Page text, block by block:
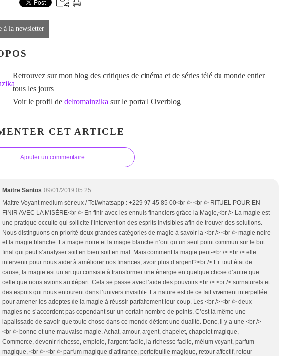
à la newsletter
Retrouvez sur mon blog des critiques de cinéma et de séries télé du monde entier
tous les jours
Voir le profil de delromainzika sur le portail Overblog
CET ARTICLE
Ajouter un commentaire
Maitre Santos 09/01/2019 05:25
Maitre Voyant medium sérieux / Tel/whatsapp : +229 97 45 85 00<br /> <br /> RITUEL POUR EN
FINIR AVEC LA MISÈRE<br /> En finir avec les ennuis financiers grâce la Magie,<br /> La magie est
une pratique occulte qui sollicite l’intervention des esprits invisibles afin de trouver des solutions.
Nous distinguons en priorité deux grandes catégories de magie à savoir la <br /> <br /> magie noire
et la magie blanche. La magie noire et la magie blanche n’ont qu’un seul point commun sur le but
final qui peut s’analyser soit en bien soit en mal. Mais comment la magie peut-<br /> <br /> elle
intervenir pour nous aider à améliorer nos finances, avoir plus d’argent?<br /> En tout état de
cause, la magie est un art qui consiste à transformer une énergie en quelque chose d’autre que
celle que nous avions au départ. Cela se passe avec l’aide des pouvoirs <br /> <br /> surnaturels et
des esprits qui nous entourent dans l’univers invisible. La nature est de ce fait vivement interpellée
pour amener les adeptes de la magie à réussir parfaitement leur coup. Les <br /> <br /> deux
magies ne s’accordent pas cependant sur un certain nombre de points. C’est là même une
lapalissade de savoir que toute chose dans ce monde détient une dualité. Donc, il y a une <br />
<br /> bonne et une mauvaise magie. Achat, amour, argent, chapelet, chapelet magique,
Commerce, devenir richesse, emploie, l'argent facile, la richesse facile, méium voyant, parfum
magique, <br /> <br /> parfum magique d’attirance, portefeuille magique, retour affectif, retour